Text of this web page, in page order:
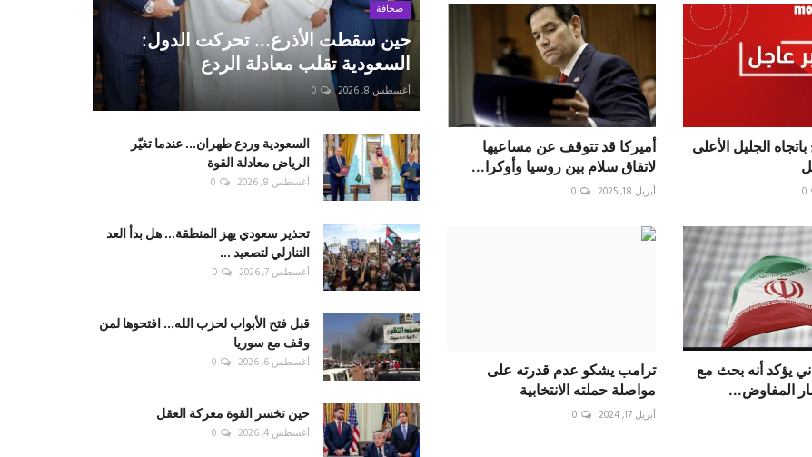
الجليل الأعلى
0
أميركا قد تتوقف عن مساعيها
لاتفاق سلام بين روسيا وأوكرا...
أبريل 18, 2025 0
يؤكد أنه بحث مع
المفاوض...
ترامب يشكو عدم قدرته على
مواصلة حملته الانتخابية
أبريل 17, 2024 0
صحافة
حين سقطت الأذرع... تحركت الدول:
السعودية تقلب معادلة الردع
أغسطس 8, 2026 0
السعودية وردع طهران... عندما تغيّر
الرياض معادلة القوة
أغسطس 8, 2026 0
تحذير سعودي يهز المنطقة... هل بدأ العد
التنازلي لتصعيد ...
أغسطس 7, 2026 0
قبل فتح الأبواب لحزب الله... افتحوها لمن
وقف مع سوريا
أغسطس 6, 2026 0
حين تخسر القوة معركة العقل
أغسطس 4, 2026 0